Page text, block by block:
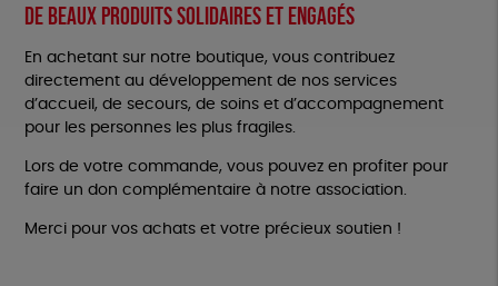
De beaux produits solidaires et engagés
En achetant sur notre boutique, vous contribuez
directement au développement de nos services
d’accueil, de secours, de soins et d’accompagnement
pour les personnes les plus fragiles.
Lors de votre commande, vous pouvez en profiter pour
faire un don complémentaire à notre association.
Merci pour vos achats et votre précieux soutien !